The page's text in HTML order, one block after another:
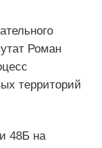
Роман
территорий
48Б на